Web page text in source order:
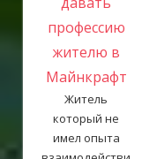
Житель
который не
имел опыта